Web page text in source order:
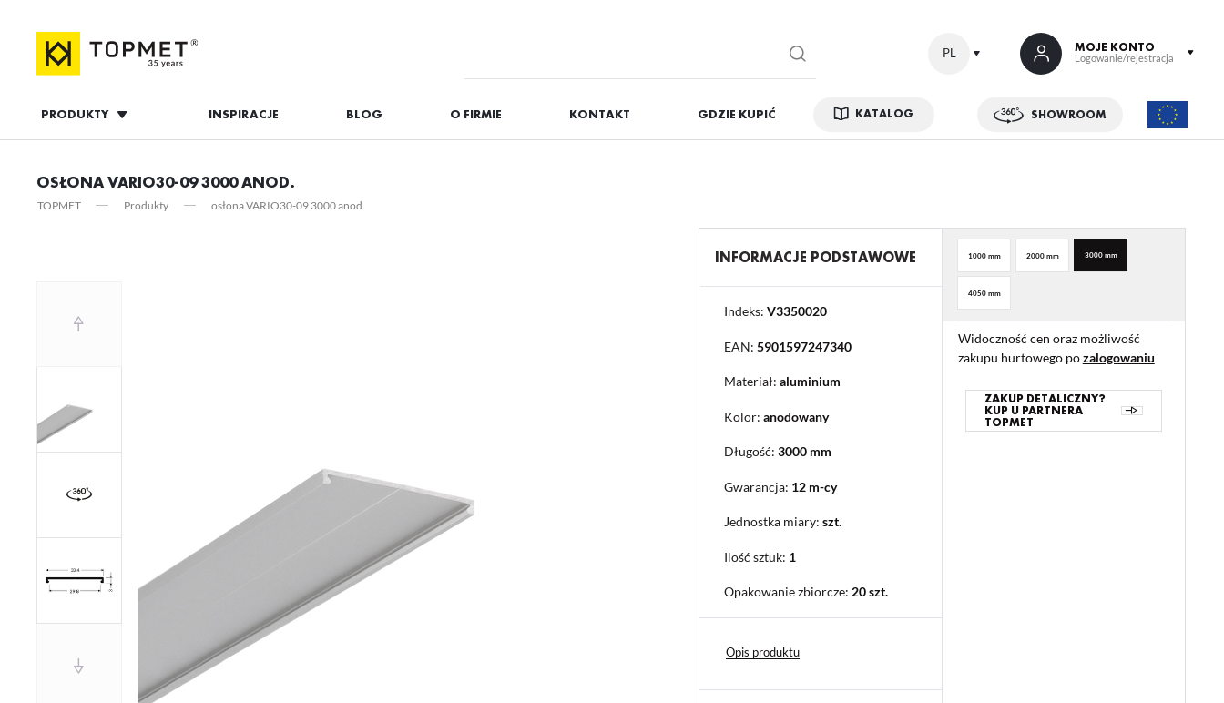
PL MOJE KONTO
Logowanie/rejestracja
PRODUKTY INSPIRACJE BLOG O FIRMIE KONTAKT GDZIE KUPIĆ KATALOG SHOWROOM
brak konieczności wprowadzania swoich danych przy kolejnych zakupach
OSŁONA VARIO30-09 3000 ANOD.
TOPMET Produkty osłona VARIO30-09 3000 anod.
INFORMACJE PODSTAWOWE
Indeks: V3350020
EAN: 5901597247340
Materiał: aluminium
Kolor: anodowany
Długość: 3000 mm
Gwarancja: 12 m-cy
Jednostka miary: szt.
Ilość sztuk: 1
Opakowanie zbiorcze: 20 szt.
Opis produktu
1000 mm 2000 mm 3000 mm
4050 mm
Widoczność cen oraz możliwość
zakupu hurtowego pozalogowaniu
ZAKUP DETALICZNY?
KUP U PARTNERA
TOPMET